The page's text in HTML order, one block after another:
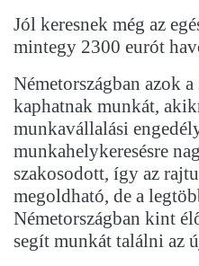
Jól keresnek még az
mintegy 2300 eurót
Németországban azok
kaphatnak munkát,
munkavállalási
munkahelykeresésre
szakosodott, így az
megoldható, de a
Németországban kint
segít munkát találni az